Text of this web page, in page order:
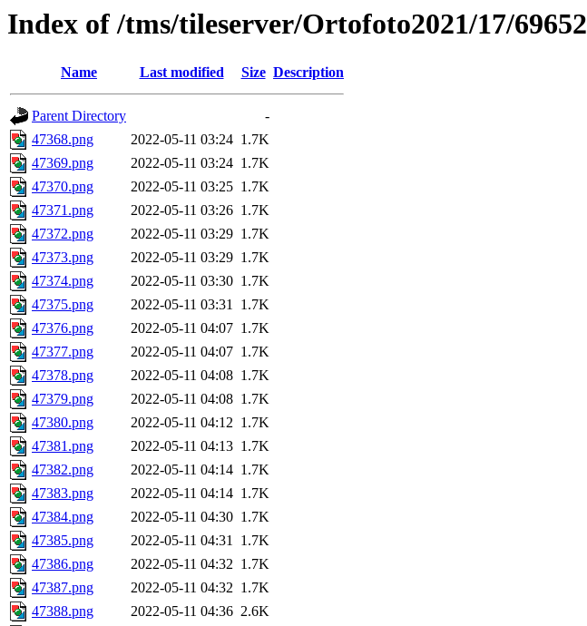
Index of /tms/tileserver/Ortofoto2021/17/69652
Name Last modified Size Description
Parent Directory
-
47368.png
2022-05-11 03:24 1.7K
47369.png
2022-05-11 03:24 1.7K
47370.png
2022-05-11 03:25 1.7K
47371.png
2022-05-11 03:26 1.7K
47372.png
2022-05-11 03:29 1.7K
47373.png
2022-05-11 03:29 1.7K
47374.png
2022-05-11 03:30 1.7K
47375.png
2022-05-11 03:31 1.7K
47376.png
2022-05-11 04:07 1.7K
47377.png
2022-05-11 04:07 1.7K
47378.png
2022-05-11 04:08 1.7K
47379.png
2022-05-11 04:08 1.7K
47380.png
2022-05-11 04:12 1.7K
47381.png
2022-05-11 04:13 1.7K
47382.png
2022-05-11 04:14 1.7K
47383.png
2022-05-11 04:14 1.7K
47384.png
2022-05-11 04:30 1.7K
47385.png
2022-05-11 04:31 1.7K
47386.png
2022-05-11 04:32 1.7K
47387.png
2022-05-11 04:32 1.7K
47388.png
2022-05-11 04:36 2.6K